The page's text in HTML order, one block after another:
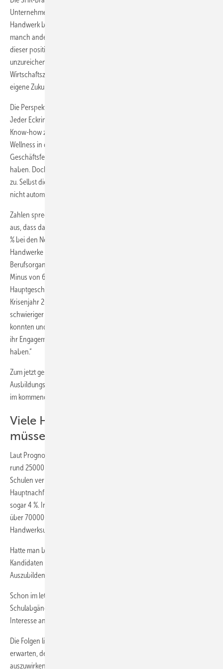
Unternehmer, Meister, Techniker, Geselle oder Angestellter im SHK-
Handwerk beruflich erfolgreich zu sein, sind gut – im Gegensatz zu
manch anderen traditionellen Handwerksberufen. Getrübt wird
dieser positive Ausblick allein durch die wachsende Gefahr einer
unzureichenden Nachwuchssicherung. Denn wie in allen
Wirtschaftszweigen gilt auch im SHK-Handwerk: Ausbildung sichert die
eigene Zukunft.
Die Perspektiven können kaum günstiger sein als im SHK-Handwerk.
Jeder Eckringbetrieb weiß: Vom aktiven Umweltschutz über das
Know-how zu mehr Energieeffizienz bis hin zur Realisierung von
Wellness in den eigenen vier Wänden gibt es genügend
Geschäftsfelder, die sich als überdurchschnittlich krisenfest erwiesen
haben. Doch dieses Handwerk schlittert auf einen Fachkräftemangel
zu. Selbst die besten Zukunftsaussichten begeistern junge Menschen
nicht ­automatisch für die Energie- und Gebäudetechnik.
Zahlen sprechen eine deutliche Sprache: Die 2009er Statistik weist
aus, dass das Handwerk im Allgemeinen einen Rückgang von rund 7,5
% bei den Neuverträgen hinnehmen musste. Auch die SHK-
Handwerke sind diesen Abwärtstrend mitgegangen, der aber von der
Berufsorganisation noch nicht als bedrohlich angesehen wird: Ein
Minus von 6,4 % gab es beim Anlagenmechaniker SHK. ZVSHK-
Hauptgeschäftsführer Elmar Esser: „Die Erfahrungen mit dem
Krisenjahr 2009 haben gezeigt, dass sich die Betriebe trotz
schwieriger Geschäftsaussichten erfolgreich im Markt behaupten
konnten und voraus- schauende Personalpolitik betreiben, indem sie
ihr Engagement in der Ausbildung weitgehend aufrecht erhalten
haben.“
Zum jetzt gestarteten neuen Lehrjahr sowie über den
Ausbildungsstand am Jahresende 2010 wird es gesicherte Zahlen erst
im kommenden Frühjahr geben.
Viele Handwerksunternehmer
müssen umdenken
Laut Prognose der Kultusministerkonferenz sind es in diesem Jahr
rund 25000 Jugendliche weniger (–3 %), die im Vergleich zu 2009 die
Schulen verlassen haben. Bei den Haupt- und Realschülern (den
Hauptnachfragern nach Ausbildungsplätzen) beträgt der Rückgang
sogar 4 %. Insgesamt summiert sich die Gesamtzahl zwar noch auf
über 700000 ehemalige Schüler bundesweit, doch müssen viele
Handwerksunternehmer umdenken.
Hatte man bisher günstigenfalls noch die Wahl zwischen mehreren
Kandidaten für eine Lehrstelle, wird man sich in Zukunft um einen
Auszubildenden bemühen müssen.
Schon im letzten Jahr zeigte sich, dass nicht nur die Zahl der
Schulabgänger sank, sondern dass unter den Jugendlichen auch das
Interesse an einer Lehrstelle deutlich zurückging.
Die Folgen liegen auf der Hand. „In Zukunft ist ein Fachkräftemangel zu
erwarten, der seit Langem vorprogrammiert ist und sich bereits jetzt
auszuwirken beginnt“, beschreibt ZVSHK-Hauptgeschäftsführer Elmar